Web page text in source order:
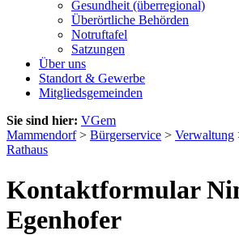
Gesundheit (überregional)
Überörtliche Behörden
Notruftafel
Satzungen
Über uns
Standort & Gewerbe
Mitgliedsgemeinden
Sie sind hier: VGem
Mammendorf> Bürgerservice > Verwaltung
Rathaus
Kontaktformular
Egenhofer